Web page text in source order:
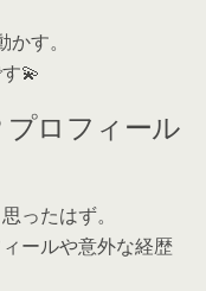
す。
💫
プロフィール
ったはず。
ールや意外な経歴